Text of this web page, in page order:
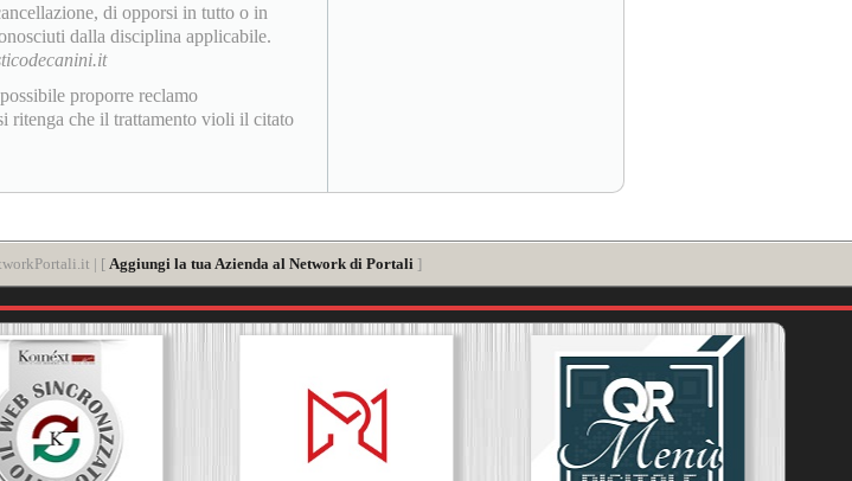
di opporsi in tutto o in
dalla disciplina applicabile.
proporre reclamo
che il trattamento violi il citato
| [ Aggiungi la tua Azienda al Network di Portali ]